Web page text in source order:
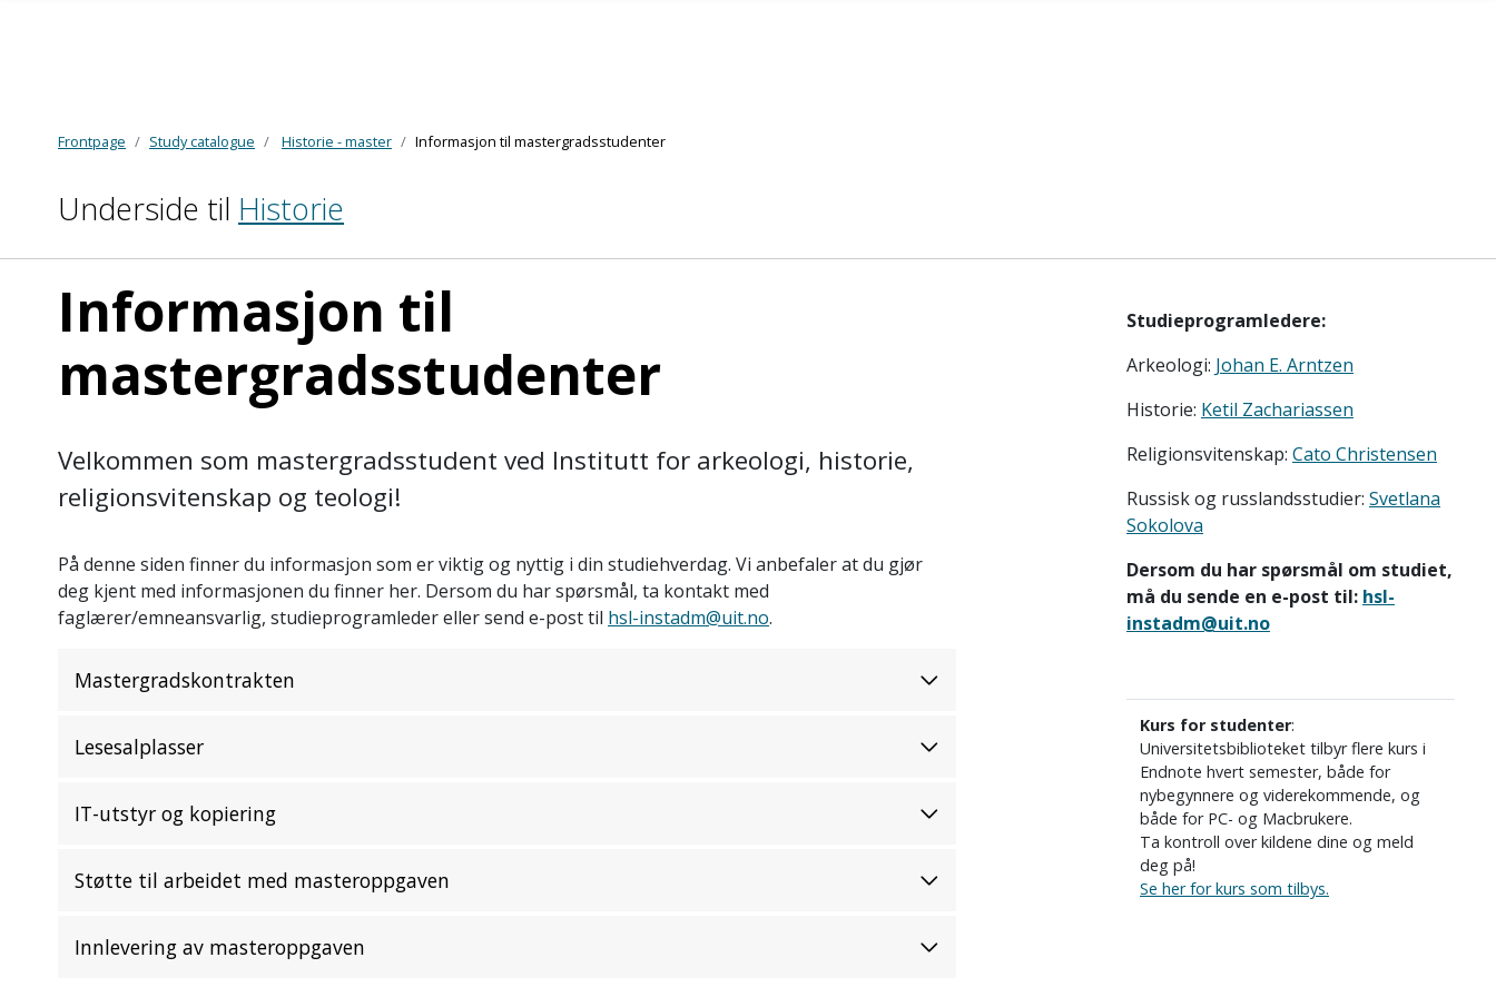
Frontpage Study catalogue Historie - master Informasjon til mastergradsstudenter
Underside til Historie
Informasjon til
mastergradsstudenter
Velkommen som mastergradsstudent ved Institutt for arkeologi, historie,
religionsvitenskap og teologi!
På denne siden finner du informasjon som er viktig og nyttig i din studiehverdag. Vi anbefaler at du gjør
deg kjent med informasjonen du finner her. Dersom du har spørsmål, ta kontakt med
faglærer/emneansvarlig, studieprogramleder eller send e-post til hsl-instadm@uit.no.
Mastergradskontrakten
Lesesalplasser
IT-utstyr og kopiering
Støtte til arbeidet med masteroppgaven
Innlevering av masteroppgaven
Studieprogramledere:
Arkeologi: Johan E. Arntzen
Historie: Ketil Zachariassen
Religionsvitenskap: Cato Christensen
Russisk og russlandsstudier: Svetlana
Sokolova
Dersom du har spørsmål om studiet,
må du sende en e-post til: hsl-
instadm@uit.no
Kurs for studenter:
Universitetsbiblioteket tilbyr flere kurs i
Endnote hvert semester, både for
nybegynnere og viderekommende, og
både for PC- og Macbrukere.
Ta kontroll over kildene dine og meld
deg på!
Se her for kurs som tilbys.